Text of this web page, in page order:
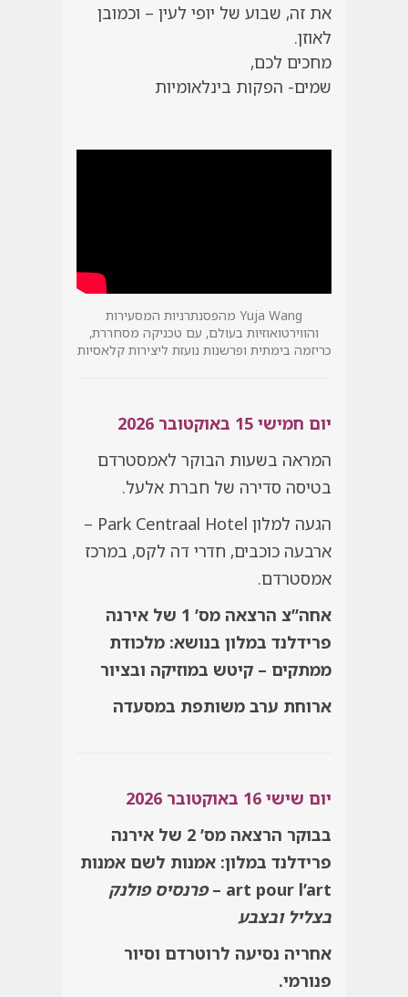
את זה, שבוע של יופי לעין – וכמובן
לאוזן.
מחכים לכם,
שמים- הפקות בינלאומיות
Yuja Wang מהפסנתרניות המסעירות
והווירטואוזיות בעולם, עם טכניקה מסחררת,
כריזמה בימתית ופרשנות נועזת ליצירות קלאסיות
יום חמישי 15 באוקטובר 2026
המראה בשעות הבוקר לאמסטרדם
בטיסה סדירה של חברת אלעל.
הגעה למלון Park Centraal Hotel –
ארבעה כוכבים, חדרי דה לקס, במרכז
אמסטרדם.
אחה”צ הרצאה מס’ 1 של אירנה
פרידלנד במלון בנושא: מלכודת
ממתקים – קיטש במוזיקה ובציור
ארוחת ערב משותפת במסעדה
יום שישי 16 באוקטובר 2026
בבוקר הרצאה מס’ 2 של אירנה
פרידלנד במלון: אמנות לשם אמנות
art pour l’art –
פרנסיס פולנק
בצליל ובצבע
אחריה נסיעה לרוטרדם וסיור
פנורמי.